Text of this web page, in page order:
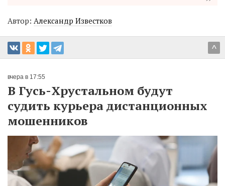
Автор: Александр Известков
^
вчера в 17:55
В Гусь-Хрустальном будут
судить курьера дистанционных
мошенников